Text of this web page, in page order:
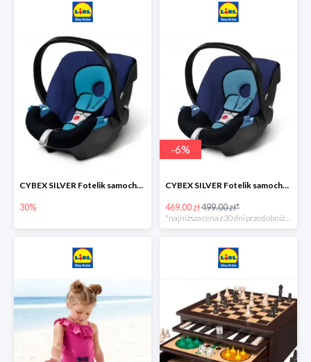
CYBEX SILVER Fotelik samochodowy -30%
30%
-6%
CYBEX SILVER Fotelik samochodowy + dostawa gratis!
469.00 zł499.00 zł*
*najniższa cena z 30 dni przed obniżką